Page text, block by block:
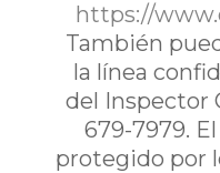
https://
También
la línea
del Inspector
679-7979.
protegido por